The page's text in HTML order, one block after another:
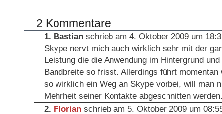
2 Kommentare
1. Bastian schrieb am 4. Oktober 2009 um
Skype nervt mich auch wirklich sehr mit der
Leistung die die Anwendung im Hintergrund und
Bandbreite so frisst. Allerdings führt momentan
so wirklich ein Weg an Skype vorbei, will man
Mehrheit seiner Kontakte abgeschnitten werden.
2. Florian schrieb am 5. Oktober 2009 um